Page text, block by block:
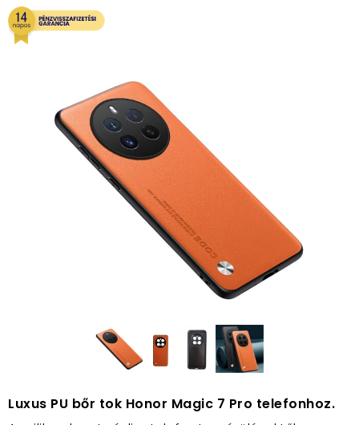
Luxus PU bőr tok Honor Magic 7 Pro telefonhoz.